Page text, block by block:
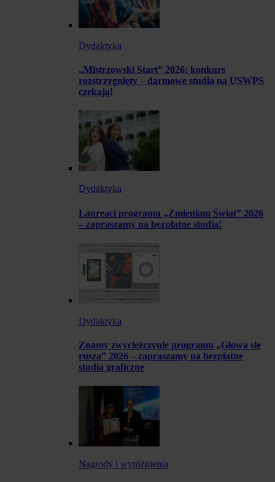
Dydaktyka
„Mistrzowski Start” 2026: konkurs
rozstrzygnięty – darmowe studia na USWPS
czekają!
Dydaktyka
Laureaci programu „Zmieniam Świat” 2026
– zapraszamy na bezpłatne studia!
Dydaktyka
Znamy zwyciężczynie programu „Głowa się
rusza” 2026 – zapraszamy na bezpłatne
studia graficzne
Nagrody i wyróżnienia